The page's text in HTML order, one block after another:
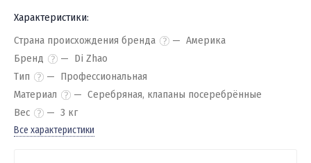
Характеристики:
Страна происхождения бренда
Америка
Бренд
Di Zhao
Тип
Профессиональная
Материал
Серебряная, клапаны посеребрённые
Вес
3 кг
Все характеристики